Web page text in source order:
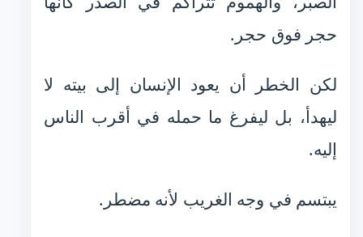
حجر فوق حجر.
لكن الخطر أن يعود الإنسان إلى بيته لا
ليهدأ، بل ليفرغ ما حمله في أقرب الناس
إليه.
يبتسم في وجه الغريب لأنه مضطر.